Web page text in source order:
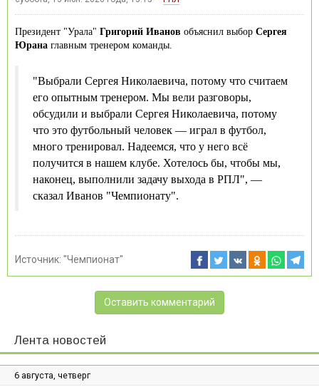
Президент "Урала" Григорий Иванов объяснил выбор Сергея
Юрана главным тренером команды.
"Выбрали Сергея Николаевича, потому что считаем
его опытным тренером. Мы вели разговоры,
обсудили и выбрали Сергея Николаевича, потому
что это футбольный человек — играл в футбол,
много тренировал. Надеемся, что у него всё
получится в нашем клубе. Хотелось бы, чтобы мы,
наконец, выполнили задачу выхода в РПЛ", —
сказал Иванов "Чемпионату".
Источник: "Чемпионат"
Оставить комментарий
Лента новостей
6 августа, четверг